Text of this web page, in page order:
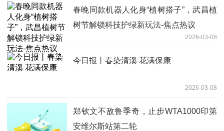
春晚同款机器人化身“植树搭子”，武昌植
树节解锁科技护绿新玩法-焦点热议
2026-03-08
今日报丨春染清溪 花满保康
2026-03-08
郑钦文不敌鲁季奇，止步WTA1000印第
安维尔斯站第二轮